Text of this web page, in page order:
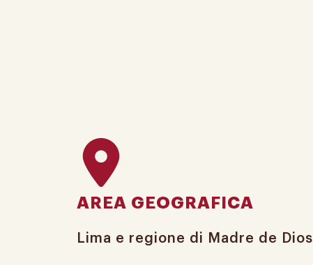
AREA GEOGRAFICA
Lima e regione di Madre de Dios ​